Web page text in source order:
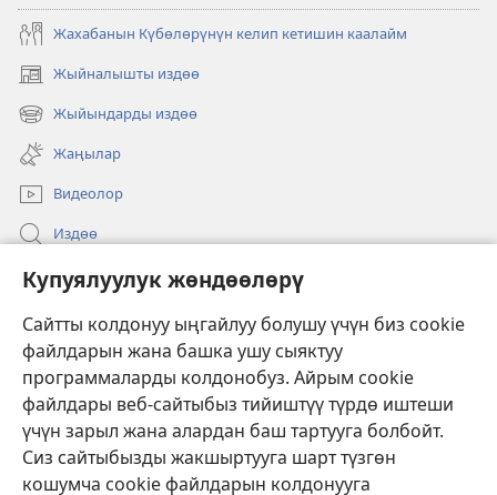
Купуялуулук жөндөөлөрү
Сайтты колдонуу ыңгайлуу болушу үчүн биз cookie
файлдарын жана башка ушу сыяктуу
программаларды колдонобуз. Айрым cookie
файлдары веб-сайтыбыз тийиштүү түрдө иштеши
үчүн зарыл жана алардан баш тартууга болбойт.
Сиз сайтыбызды жакшыртууга шарт түзгөн
кошумча cookie файлдарын колдонууга
Жахабанын Күбөлөрүнүн келип кетишин каалайм
Жыйналышты издөө
(жаңы
терезе
ачат)
Жыйындарды издөө
(жаңы
терезе
ачат)
Жаңылар
Видеолор
Издөө
Бийлик өкүлдөрү үчүн маалымат
(жаңы
терезе
ачат)
ОНЛАЙН КИТЕПКАНА
(жаңы
терезе
ачат) JW Hub
(жаңы